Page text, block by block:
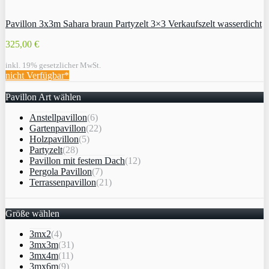
Pavillon 3x3m Sahara braun Partyzelt 3×3 Verkaufszelt wasserdicht
325,00 €
inkl. 19% gesetzlicher MwSt.
nicht Verfügbar*
Pavillon Art wählen
Anstellpavillon(6)
Gartenpavillon(22)
Holzpavillon(5)
Partyzelt(28)
Pavillon mit festem Dach(12)
Pergola Pavillon(7)
Terrassenpavillon(21)
Größe wählen
3mx2(4)
3mx3m(31)
3mx4m(11)
3mx6m(9)